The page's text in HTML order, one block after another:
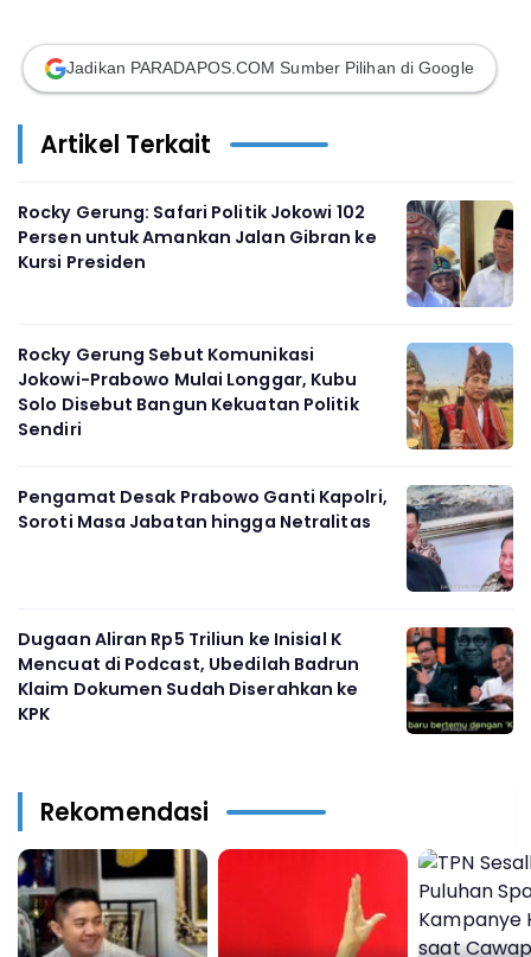
Jadikan PARADAPOS.COM Sumber Pilihan di Google
Artikel Terkait
Rocky Gerung: Safari Politik Jokowi 102
Persen untuk Amankan Jalan Gibran ke
Kursi Presiden
Rocky Gerung Sebut Komunikasi
Jokowi-Prabowo Mulai Longgar, Kubu
Solo Disebut Bangun Kekuatan Politik
Sendiri
Pengamat Desak Prabowo Ganti Kapolri,
Soroti Masa Jabatan hingga Netralitas
Dugaan Aliran Rp5 Triliun ke Inisial K
Mencuat di Podcast, Ubedilah Badrun
Klaim Dokumen Sudah Diserahkan ke
KPK
Rekomendasi